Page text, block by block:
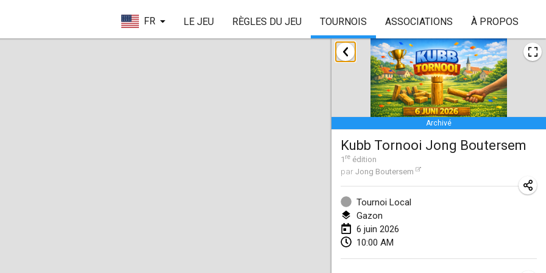
FR LE JEU RÈGLES DU JEU TOURNOIS ASSOCIATIONS À PROPOS
Archivé
Kubb Tornooi Jong Boutersem
1 re édition
par Jong Boutersem
Tournoi Local
Gazon
6 juin 2026
10:00 AM
janvier 2026
Skuffle for the Shovel
17 janv. 2026|États-Unis
Skuffle for the Shovel
17 janv. 2026| États-Unis
Winterkubb
25 janv. 2026|Belgique
mars 2026
Winter Kubb Mött
1 mars 2026|Allemagne